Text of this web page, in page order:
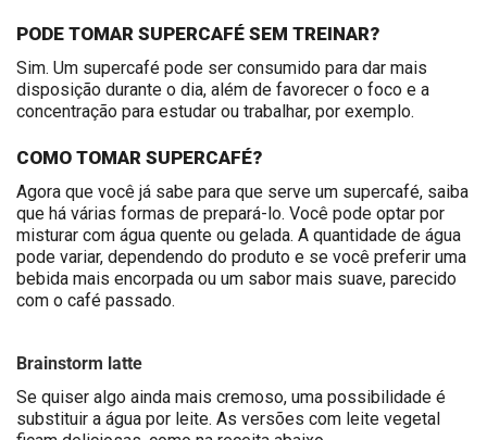
PODE TOMAR SUPERCAFÉ SEM TREINAR?
Sim. Um supercafé pode ser consumido para dar mais
disposição durante o dia, além de favorecer o foco e a
concentração para estudar ou trabalhar, por exemplo.
COMO TOMAR SUPERCAFÉ?
Agora que você já sabe para que serve um supercafé, saiba
que há várias formas de prepará-lo. Você pode optar por
misturar com água quente ou gelada. A quantidade de água
pode variar, dependendo do produto e se você preferir uma
bebida mais encorpada ou um sabor mais suave, parecido
com o café passado.
Brainstorm latte
Se quiser algo ainda mais cremoso, uma possibilidade é
substituir a água por leite. As versões com leite vegetal